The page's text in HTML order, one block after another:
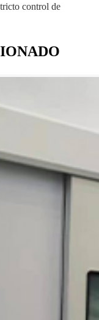
control de